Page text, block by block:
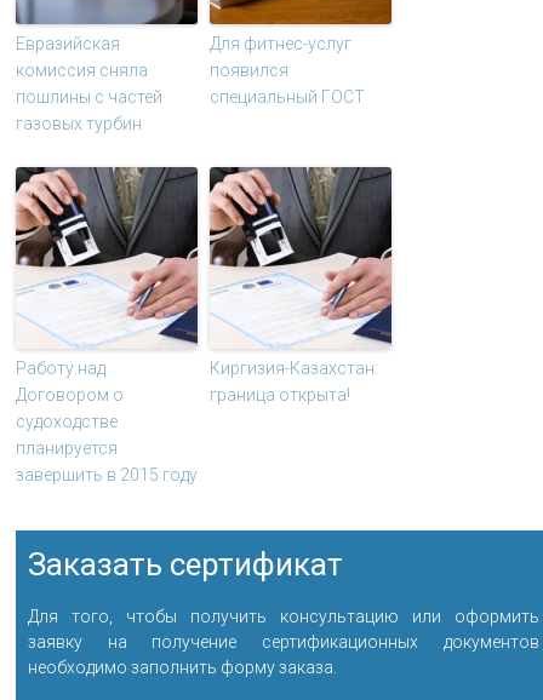
Евразийская
комиссия сняла
пошлины с частей
газовых турбин
Для фитнес-услуг
появился
специальный ГОСТ
Работу над
Договором о
судоходстве
планируется
завершить в 2015 году
Киргизия-Казахстан:
граница открыта!
Заказать сертификат
Для того, чтобы получить консультацию или оформить
заявку на получение сертификационных документов
необходимо заполнить форму заказа.